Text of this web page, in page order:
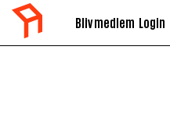
Bliv medlem Login